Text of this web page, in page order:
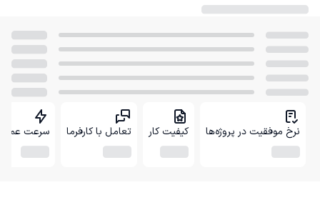
نرخ موفقیت در پروژه‌ها کیفیت کار تعامل با کارفرما سرعت عمل